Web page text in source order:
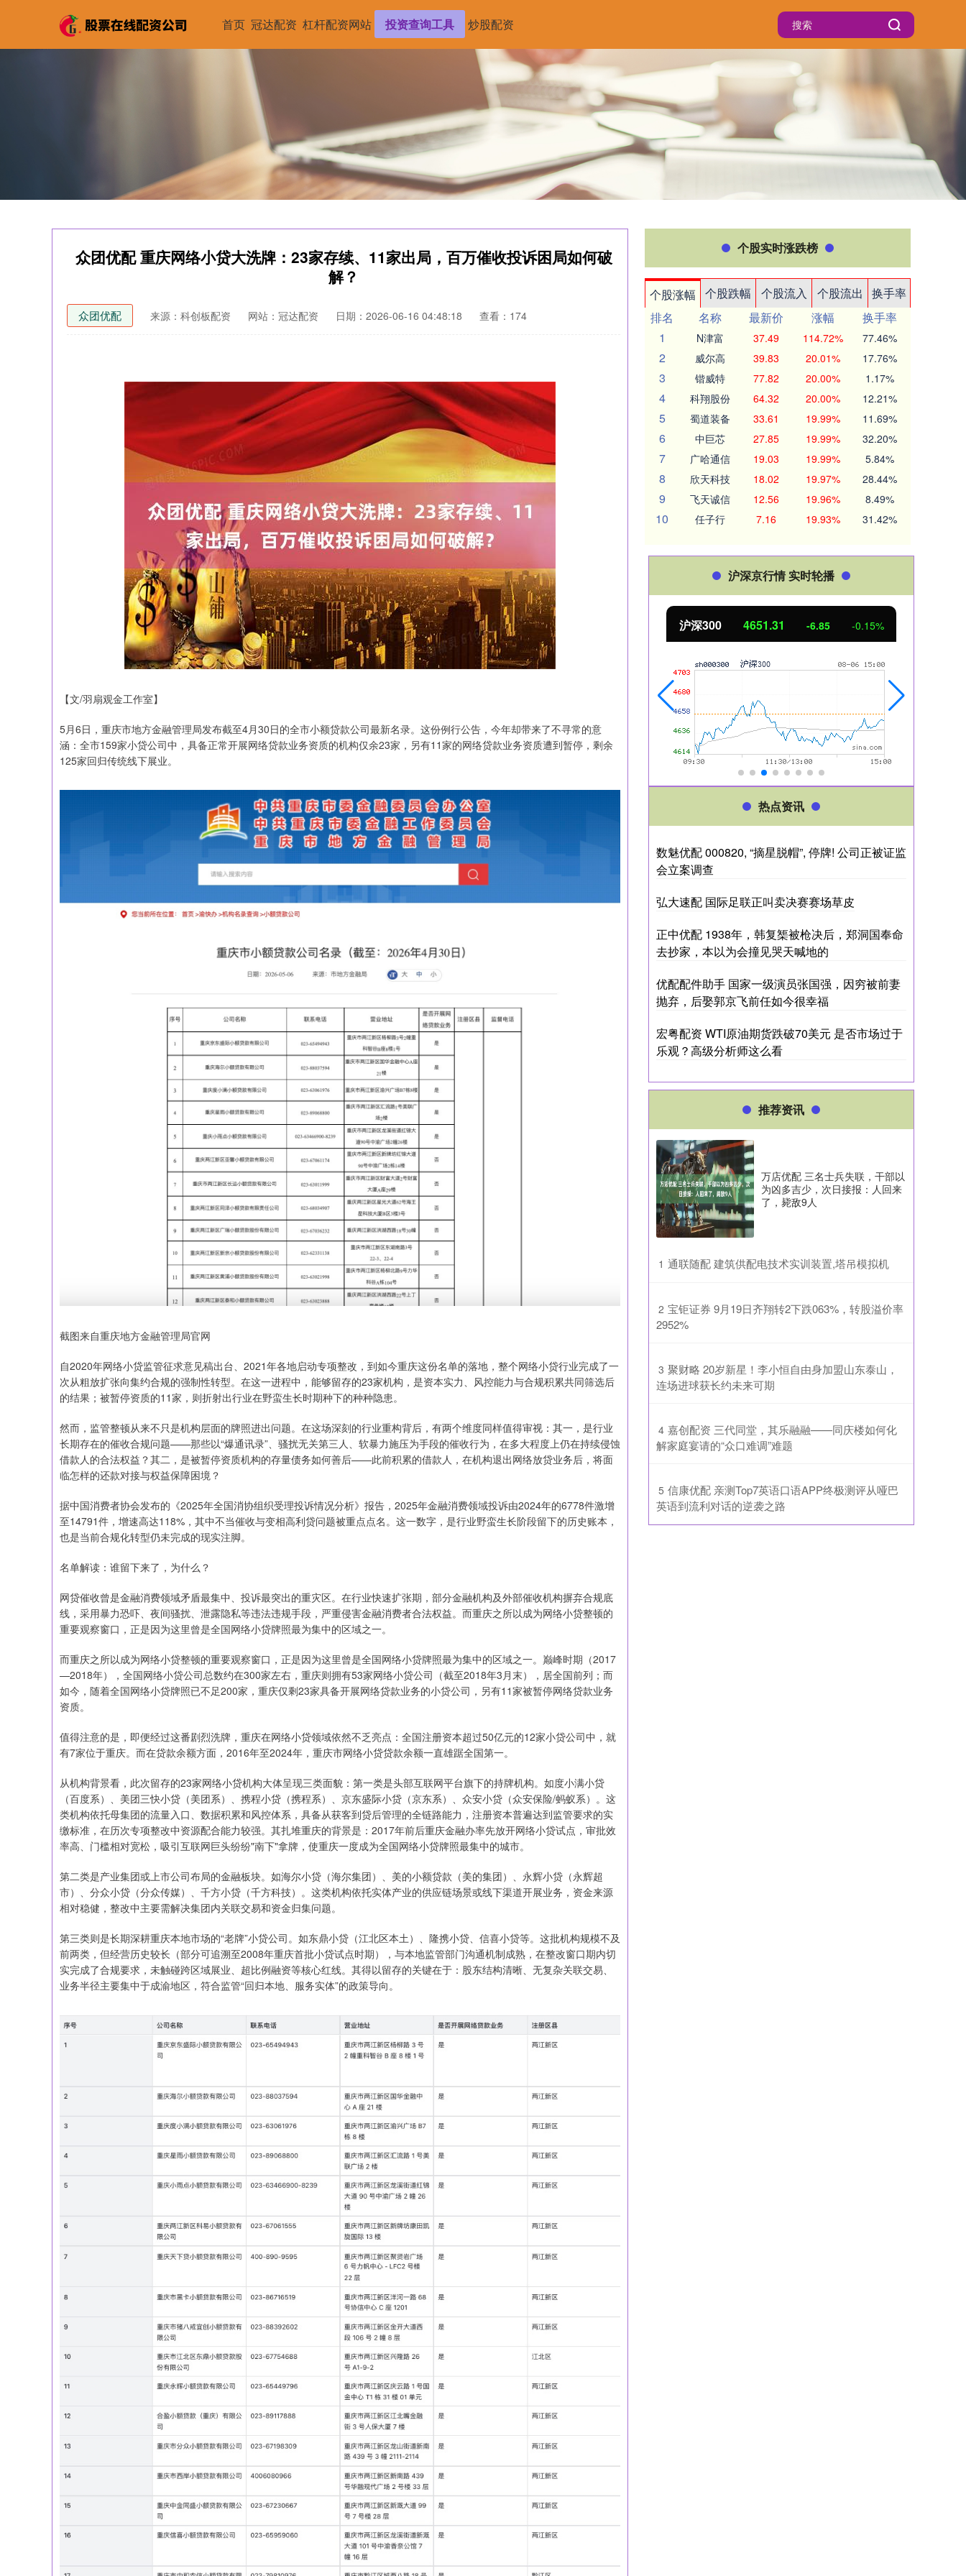
首页 冠达配资 杠杆配资网站 投资查询工具 炒股配资
众团优配 重庆网络小贷大洗牌：23家存续、11家出局，百万催收投诉困局如何破
解？
众团优配 来源：科创板配资 网站：冠达配资 日期：2026-06-16 04:48:18 查看：174
【文/羽扇观金工作室】
5月6日，重庆市地方金融管理局发布截至4月30日的全市小额贷款公司最新名录。这份例行公告，今年却带来了不寻常的意
涵：全市159家小贷公司中，具备正常开展网络贷款业务资质的机构仅余23家，另有11家的网络贷款业务资质遭到暂停，剩余
125家回归传统线下展业。
截图来自重庆地方金融管理局官网
自2020年网络小贷监管征求意见稿出台、2021年各地启动专项整改，到如今重庆这份名单的落地，整个网络小贷行业完成了一
次从粗放扩张向集约合规的强制性转型。在这一进程中，能够留存的23家机构，是资本实力、风控能力与合规积累共同筛选后
的结果；被暂停资质的11家，则折射出行业在野蛮生长时期种下的种种隐患。
然而，监管整顿从来不只是机构层面的牌照进出问题。在这场深刻的行业重构背后，有两个维度同样值得审视：其一，是行业
长期存在的催收合规问题——那些以“爆通讯录”、骚扰无关第三人、软暴力施压为手段的催收行为，在多大程度上仍在持续侵蚀
借款人的合法权益？其二，是被暂停资质机构的存量债务如何善后——此前积累的借款人，在机构退出网络放贷业务后，将面
临怎样的还款对接与权益保障困境？
据中国消费者协会发布的《2025年全国消协组织受理投诉情况分析》报告，2025年金融消费领域投诉由2024年的6778件激增
至14791件，增速高达118%，其中不当催收与变相高利贷问题被重点点名。这一数字，是行业野蛮生长阶段留下的历史账本，
也是当前合规化转型仍未完成的现实注脚。
名单解读：谁留下来了，为什么？
网贷催收曾是金融消费领域矛盾最集中、投诉最突出的重灾区。在行业快速扩张期，部分金融机构及外部催收机构摒弃合规底
线，采用暴力恐吓、夜间骚扰、泄露隐私等违法违规手段，严重侵害金融消费者合法权益。而重庆之所以成为网络小贷整顿的
重要观察窗口，正是因为这里曾是全国网络小贷牌照最为集中的区域之一。
而重庆之所以成为网络小贷整顿的重要观察窗口，正是因为这里曾是全国网络小贷牌照最为集中的区域之一。巅峰时期（2017
—2018年），全国网络小贷公司总数约在300家左右，重庆则拥有53家网络小贷公司（截至2018年3月末），居全国前列；而
如今，随着全国网络小贷牌照已不足200家，重庆仅剩23家具备开展网络贷款业务的小贷公司，另有11家被暂停网络贷款业务
资质。
值得注意的是，即便经过这番剧烈洗牌，重庆在网络小贷领域依然不乏亮点：全国注册资本超过50亿元的12家小贷公司中，就
有7家位于重庆。而在贷款余额方面，2016年至2024年，重庆市网络小贷贷款余额一直雄踞全国第一。
从机构背景看，此次留存的23家网络小贷机构大体呈现三类面貌：第一类是头部互联网平台旗下的持牌机构。如度小满小贷
（百度系）、美团三快小贷（美团系）、携程小贷（携程系）、京东盛际小贷（京东系）、众安小贷（众安保险/蚂蚁系）。这
类机构依托母集团的流量入口、数据积累和风控体系，具备从获客到贷后管理的全链路能力，注册资本普遍达到监管要求的实
缴标准，在历次专项整改中资源配合能力较强。其扎堆重庆的背景是：2017年前后重庆金融办率先放开网络小贷试点，审批效
率高、门槛相对宽松，吸引互联网巨头纷纷"南下"拿牌，使重庆一度成为全国网络小贷牌照最集中的城市。
第二类是产业集团或上市公司布局的金融板块。如海尔小贷（海尔集团）、美的小额贷款（美的集团）、永辉小贷（永辉超
市）、分众小贷（分众传媒）、千方小贷（千方科技）。这类机构依托实体产业的供应链场景或线下渠道开展业务，资金来源
相对稳健，整改中主要需解决集团内关联交易和资金归集问题。
第三类则是长期深耕重庆本地市场的“老牌”小贷公司。如东鼎小贷（江北区本土）、隆携小贷、信喜小贷等。这批机构规模不及
前两类，但经营历史较长（部分可追溯至2008年重庆首批小贷试点时期），与本地监管部门沟通机制成熟，在整改窗口期内切
实完成了合规要求，未触碰跨区域展业、超比例融资等核心红线。其得以留存的关键在于：股东结构清晰、无复杂关联交易、
业务半径主要集中于成渝地区，符合监管“回归本地、服务实体”的政策导向。
个股实时涨跌榜
个股涨幅 个股跌幅 个股流入 个股流出
换手率
排名
名称 最新价 涨幅
换手率
1
N津富 37.49 114.72% 77.46%
2 威尔高 39.83 20.01% 17.76%
3 锴威特 77.82 20.00% 1.17%
4 科翔股份 64.32 20.00% 12.21%
5 蜀道装备 33.61 19.99% 11.69%
6 中巨芯 27.85 19.99% 32.20%
7 广哈通信 19.03 19.99% 5.84%
8 欣天科技 18.02 19.97% 28.44%
9 飞天诚信 12.56 19.96% 8.49%
10 任子行 7.16 19.93% 31.42%
沪深京行情 实时轮播
深证成指 14110.12 -34.08 -0.24% 沪深300 4651.31 -6.85 北证50 1122.88 3.42 0.30%
热点资讯
数魅优配 000820, “摘星脱帽”, 停牌! 公司正被证监
会立案调查
弘大速配 国际足联正叫卖决赛赛场草皮
正中优配 1938年，韩复榘被枪决后，郑洞国奉命
去抄家，本以为会撞见哭天喊地的
优配配件助手 国家一级演员张国强，因穷被前妻
抛弃，后娶郭京飞前任如今很幸福
宏粤配资 WTI原油期货跌破70美元 是否市场过于
乐观？高级分析师这么看
推荐资讯
万店优配 三名士兵失联，干部以
为凶多吉少，次日接报：人回来
了，毙敌9人
1 ​通联随配 建筑供配电技术实训装置,塔吊模拟机
2 ​宝钜证券 9月19日齐翔转2下跌063%，转股溢价率
2952%
3 ​聚财略 20岁新星！李小恒自由身加盟山东泰山，
连场进球获长约未来可期
4 ​嘉创配资 三代同堂，其乐融融——同庆楼如何化
解家庭宴请的“众口难调”难题
5 ​信康优配 亲测Top7英语口语APP终极测评从哑巴
英语到流利对话的逆袭之路